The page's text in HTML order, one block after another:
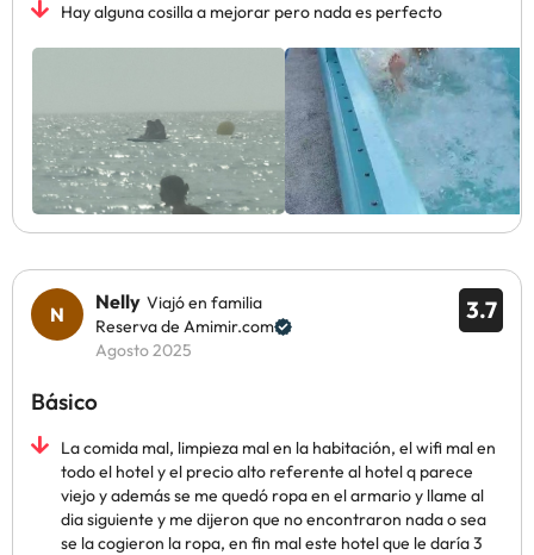
Hay alguna cosilla a mejorar pero nada es perfecto
3.7
Nelly Viajó en familia
Reserva de Amimir.com
Agosto 2025
Básico
La comida mal, limpieza mal en la habitación, el wifi mal en
todo el hotel y el precio alto referente al hotel q parece
viejo y además se me quedó ropa en el armario y llame al
dia siguiente y me dijeron que no encontraron nada o sea
se la cogieron la ropa, en fin mal este hotel que le daría 3